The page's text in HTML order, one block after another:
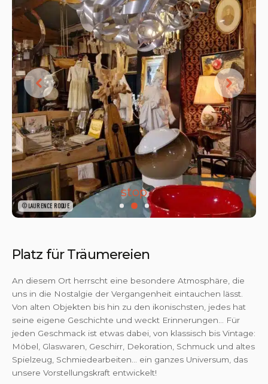
©LAURENCE ROQUE
stop
Platz für Träumereien
An diesem Ort herrscht eine besondere Atmosphäre, die
uns in die Nostalgie der Vergangenheit eintauchen lässt.
Von alten Objekten bis hin zu den ikonischsten, jedes hat
seine eigene Geschichte und weckt Erinnerungen... Für
jeden Geschmack ist etwas dabei, von klassisch bis Vintage:
Möbel, Glaswaren, Geschirr, Dekoration, Schmuck und altes
Spielzeug, Schmiedearbeiten... ein ganzes Universum, das
unsere Vorstellungskraft entwickelt!